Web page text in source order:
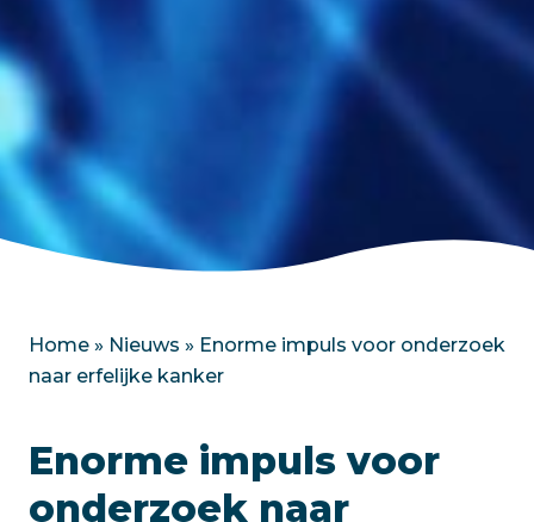
Home » Nieuws » Enorme impuls voor onderzoek
naar erfelijke kanker
Enorme impuls voor
onderzoek naar